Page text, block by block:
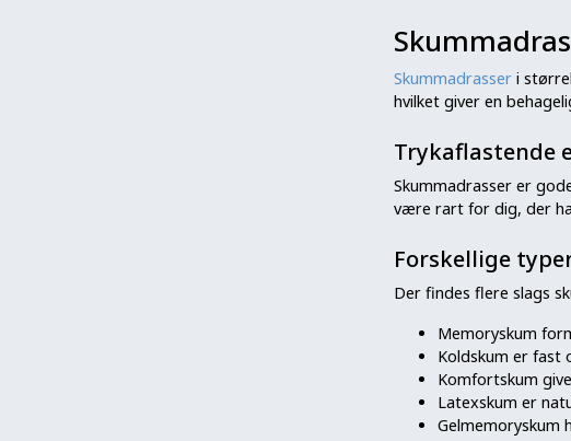
Skummadrasseri
hvilket giver en
Trykaflastende
Skummadrasser er
være rart for dig, der
Forskellige
Der findes flere slags
Memoryskum
Koldskum er fast
Komfortskum
Latexskum er
Gelmemoryskum